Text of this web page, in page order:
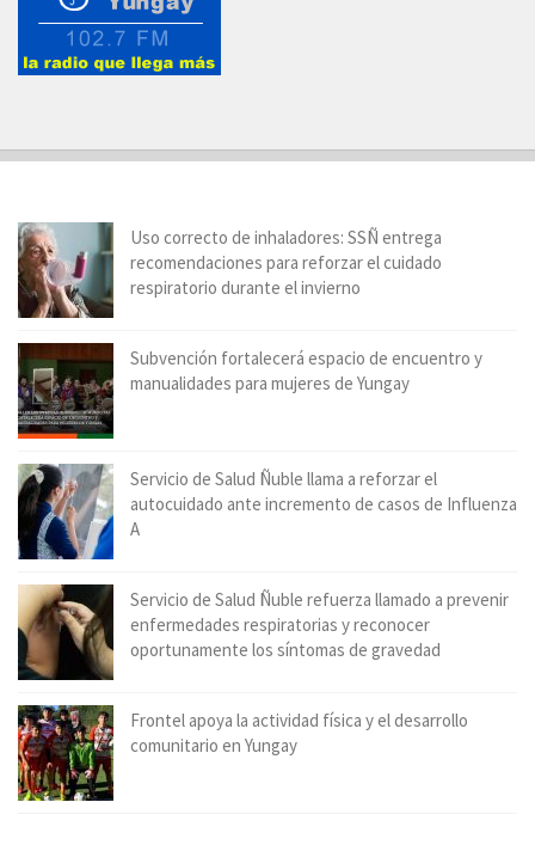
Uso correcto de inhaladores: SSÑ entrega
recomendaciones para reforzar el cuidado
respiratorio durante el invierno
Subvención fortalecerá espacio de encuentro y
manualidades para mujeres de Yungay
Servicio de Salud Ñuble llama a reforzar el
autocuidado ante incremento de casos de Influenza
A
Servicio de Salud Ñuble refuerza llamado a prevenir
enfermedades respiratorias y reconocer
oportunamente los síntomas de gravedad
Frontel apoya la actividad física y el desarrollo
comunitario en Yungay